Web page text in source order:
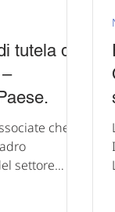
tutela del
che,
settore